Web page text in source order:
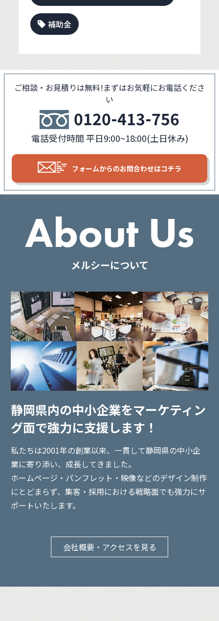
補助金
ご相談・お見積りは無料!まずはお気軽にお電話くださ
い
0120-413-756
電話受付時間 平日9:00~18:00(土日休み)
フォームからのお問合わせはコチラ
About Us
メルシーについて
静岡県内の中小企業をマーケティン
グ面で強力に支援します！
私たちは2001年の創業以来、一貫して静岡県の中小企
業に寄り添い、 成長してきました。
ホームページ・パンフレット・映像などのデザイン制作
にとどまらず、集客・採用における戦略面でも強力にサ
ポートいたします。
会社概要・アクセスを見る